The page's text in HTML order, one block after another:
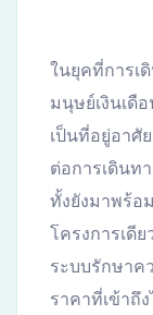
ในยุคที่การเ
มนุษย์เงินเดื
เป็นที่อยู่อาศั
ต่อการเดินท
ทั้งยังมาพร้อ
โครงการเดี
ระบบรักษาค
ราคาที่เข้าถึ